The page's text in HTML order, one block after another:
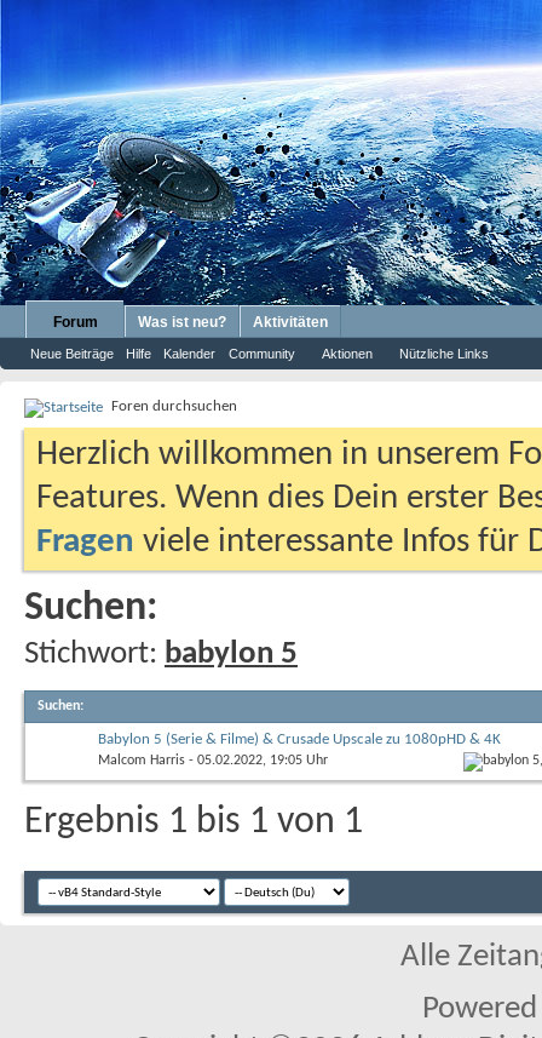
Forum
Neue Beiträge Hilfe Kalender Community Aktionen Nützliche Links
Was ist neu? Aktivitäten
Foren durchsuchen
Herzlich willkommen in unserem
Features. Wenn dies Dein erster
Fragen viele interessante Infos für
Suchen:
Stichwort: babylon 5
Suchen:
Babylon 5 (Serie & Filme) & Crusade Upscale zu 1080pHD & 4K
Malcom Harris - 05.02.2022, 19:05 Uhr
Ergebnis 1 bis 1 von 1
Alle